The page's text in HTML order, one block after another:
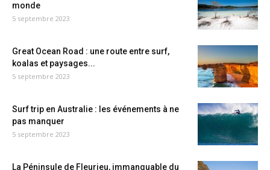
monde
5 septembre 2023
Great Ocean Road : une route entre surf,
koalas et paysages...
5 septembre 2023
Surf trip en Australie : les événements à ne
pas manquer
5 septembre 2023
La Péninsule de Fleurieu, immanquable du